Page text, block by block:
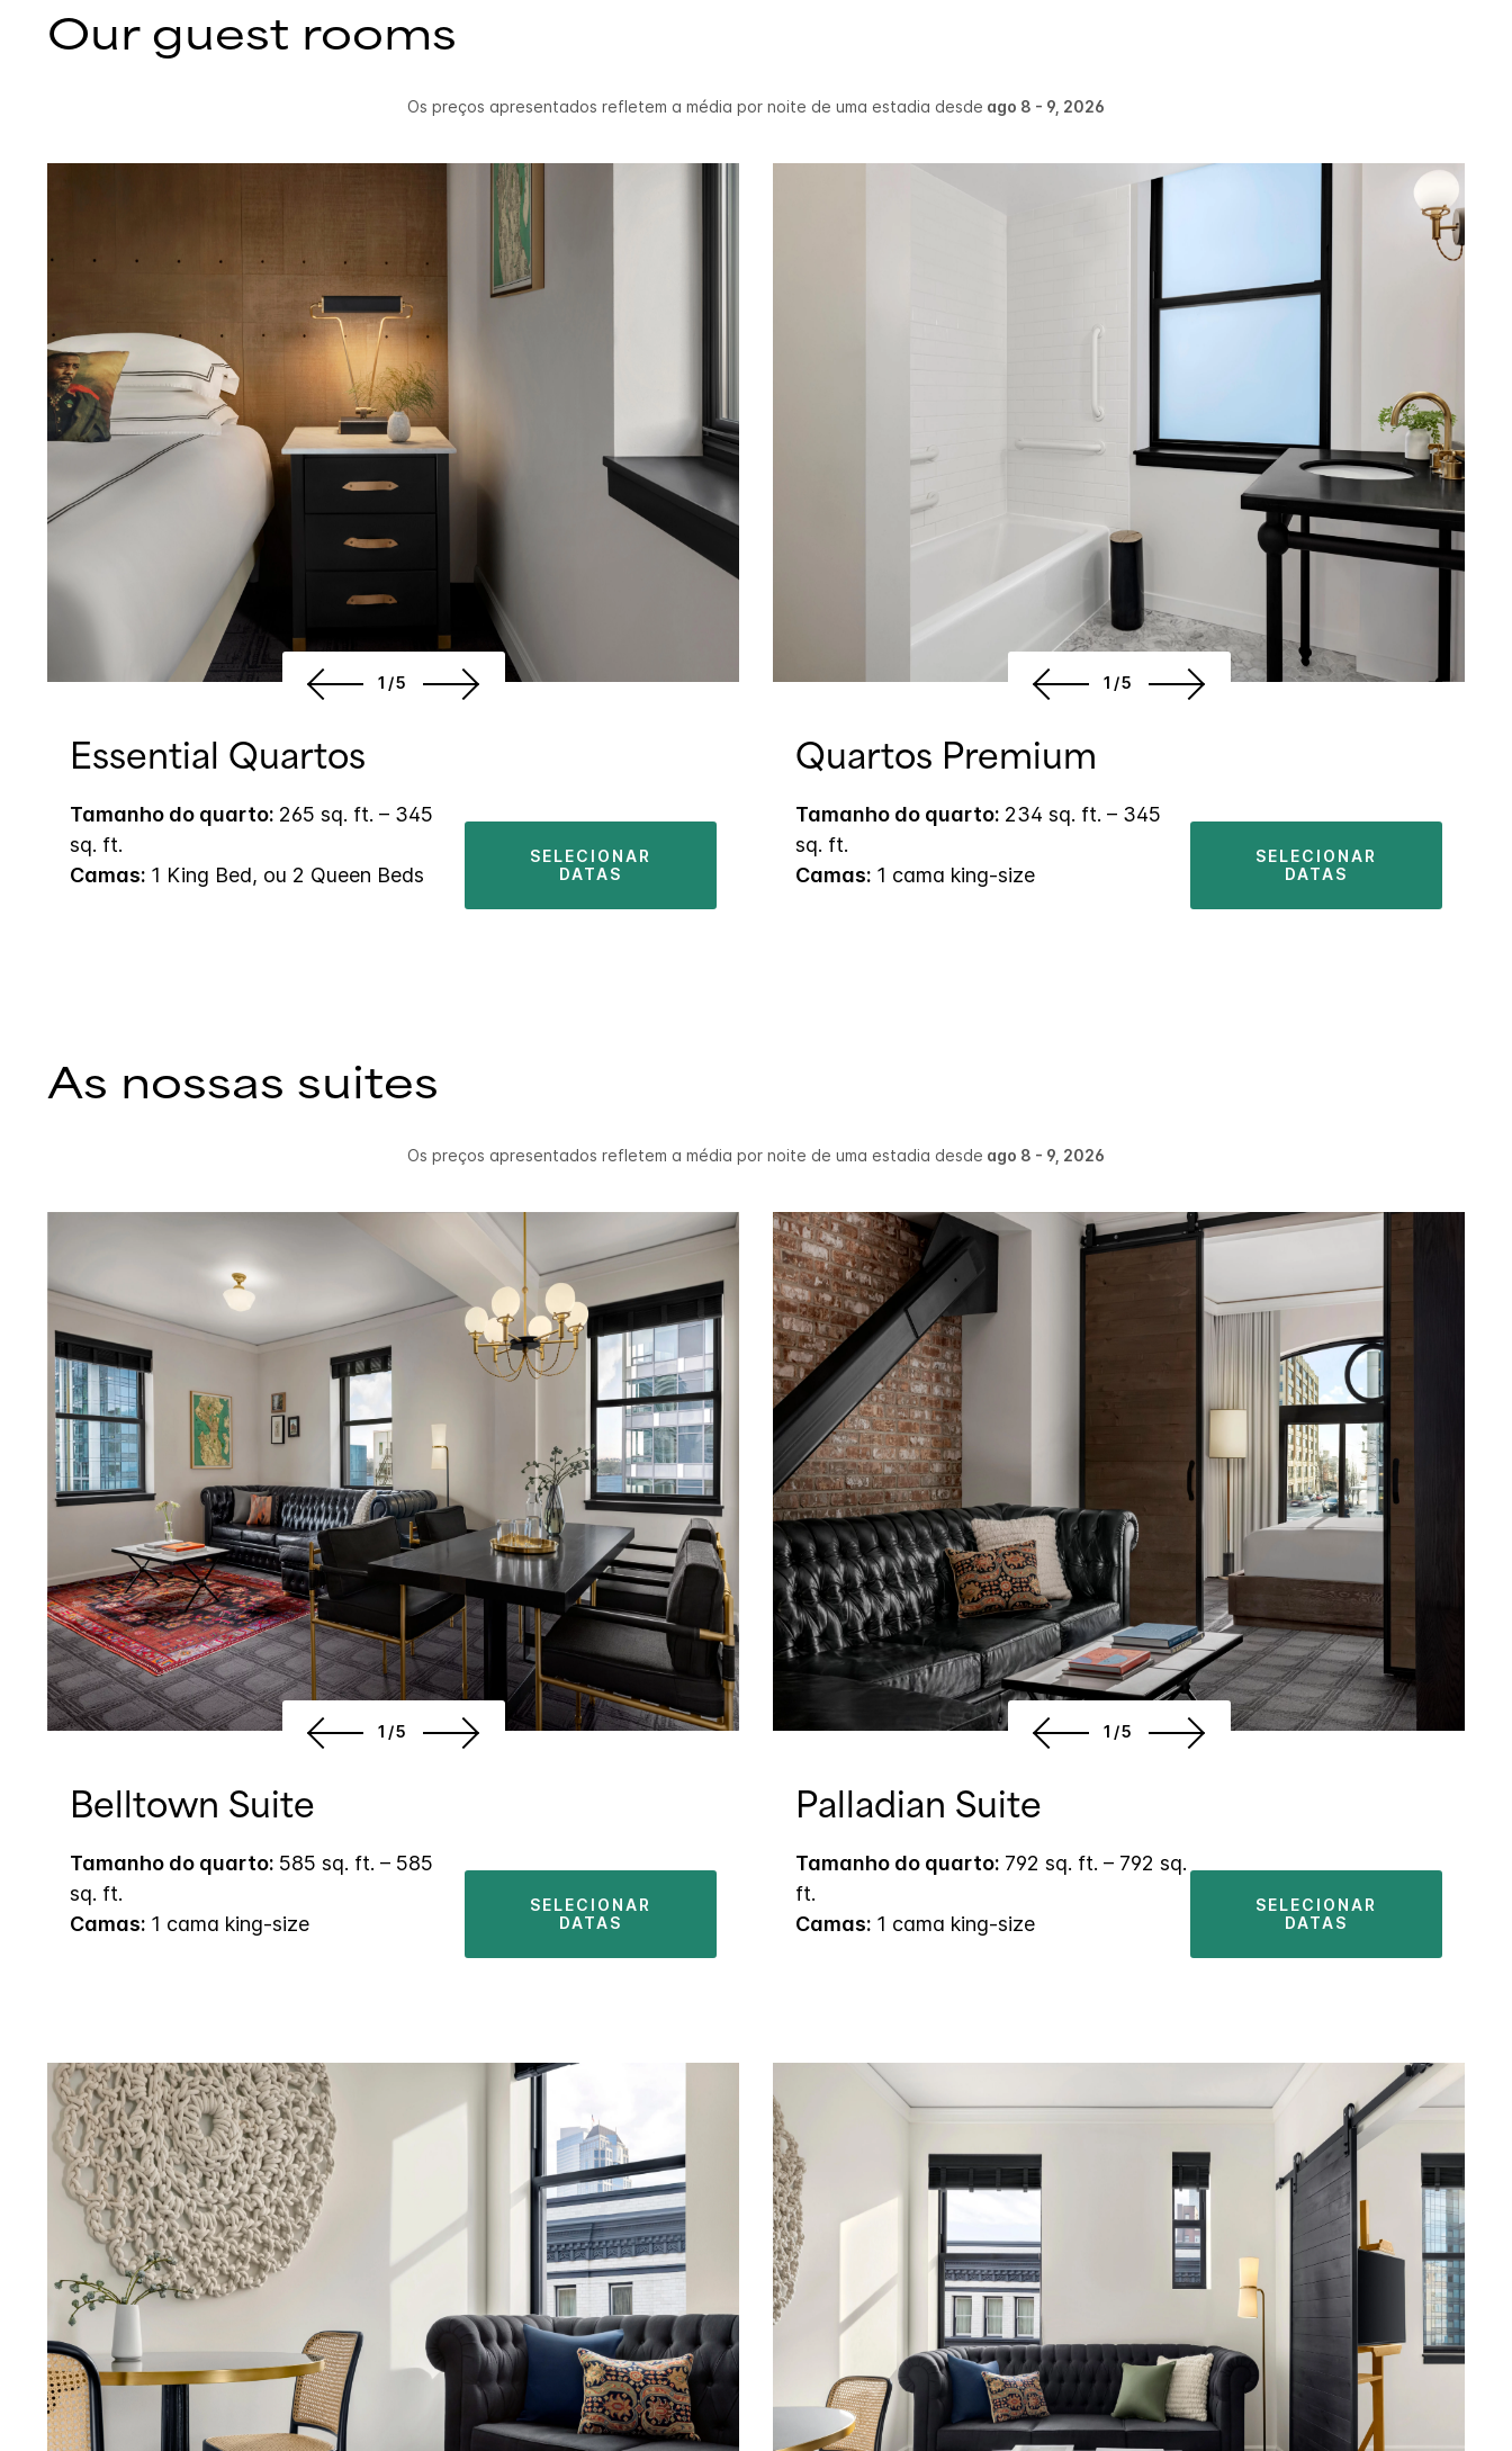
Our guest rooms
Os preços apresentados refletem a média por noite de uma estadia desde ago 8 - 9, 2026
1/5
Essential Quartos
Tamanho do quarto: 265 sq. ft. – 345
sq. ft.
Camas: 1 King Bed, ou 2 Queen Beds
SELECIONAR
DATAS
1/5
Quartos Premium
Tamanho do quarto: 234 sq. ft. – 345
sq. ft.
Camas: 1 cama king-size
SELECIONAR
DATAS
As nossas suites
Os preços apresentados refletem a média por noite de uma estadia desde ago 8 - 9, 2026
1/5
Belltown Suite
Tamanho do quarto: 585 sq. ft. – 585
sq. ft.
Camas: 1 cama king-size
SELECIONAR
DATAS
1/5
Palladian Suite
Tamanho do quarto: 792 sq. ft. – 792 sq.
ft.
Camas: 1 cama king-size
SELECIONAR
DATAS